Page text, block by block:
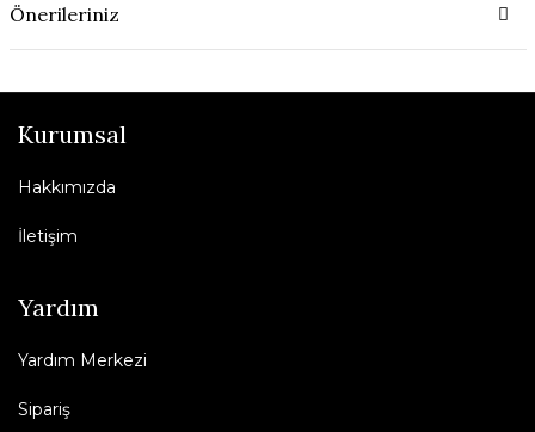
Önerileriniz
Kurumsal
Hakkımızda
İletişim
Yardım
Yardım Merkezi
Sipariş